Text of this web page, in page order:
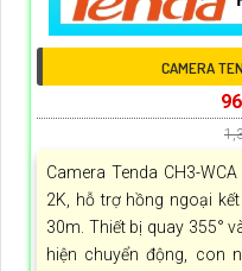
CAMERA
Camera Tenda CH3-
2K, hỗ trợ hồng ngoại
30m. Thiết bị quay 355°
hiện chuyển động, con